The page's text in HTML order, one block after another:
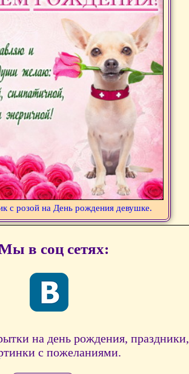
с розой на День рождения девушке.
в соц сетях:
на день рождения, праздники,
с пожеланиями.